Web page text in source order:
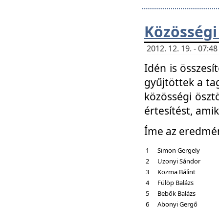
2012. 12. 19. -
Idén is
gyűjtöttek a
közösségi
értesítést,
Íme az
1
Simon Gergely
2
Uzonyi Sándor
3
Kozma Bálint
4
Fülöp Balázs
5
Bebők Balázs
6
Abonyi Gergő